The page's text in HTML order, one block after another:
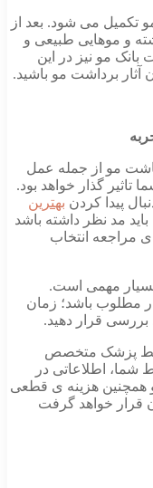
از کاشت مو تکمیل می شود. بعد از
و موهایی طبیعی و
مو نیز در این
آثار برداشت مو باشید.
مو از جمله عمل
گذار خواهد بود.
پیدا کردن بهترین
مد نظر داشته باشد
مراجعه انتخاب
مهمی است.
مطلوب باشد؛ زمان
بررسی قرار دهید.
پزشک متخصص
شما، اطلاعاتی در
همچنین هزینه ی قطعی
قرار خواهد گرفت